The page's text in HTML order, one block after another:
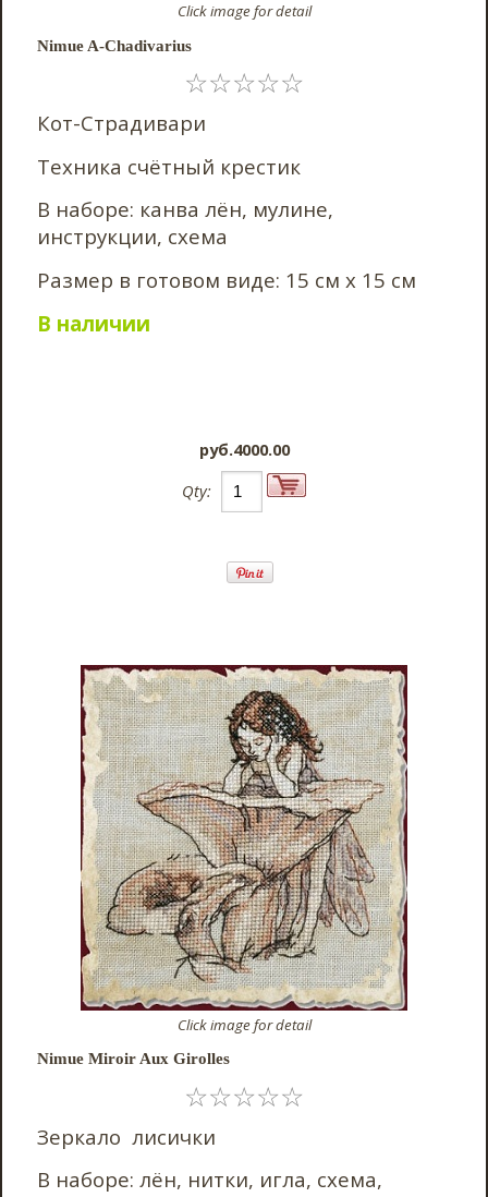
Click image for detail
Nimue A-Chadivarius
☆☆☆☆☆
Кот-Страдивари
Техника счётный крестик
В наборе: канва лён, мулине,
инструкции, схема
Размер в готовом виде: 15 см х 15 см
В наличии
pyб.4000.00
Qty:
Click image for detail
Nimue Miroir Aux Girolles
☆☆☆☆☆
Зеркало лисички
В наборе: лён, нитки, игла, схема,